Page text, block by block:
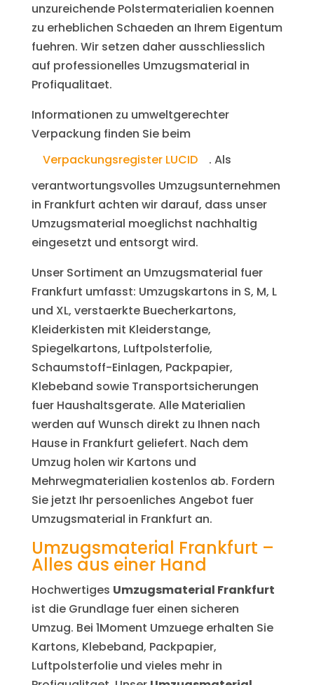
unzureichende Polstermaterialien koennen
zu erheblichen Schaeden an Ihrem Eigentum
fuehren. Wir setzen daher ausschliesslich
auf professionelles Umzugsmaterial in
Profiqualitaet.
Informationen zu umweltgerechter
Verpackung finden Sie beim
Verpackungsregister LUCID
. Als
verantwortungsvolles Umzugsunternehmen
in Frankfurt achten wir darauf, dass unser
Umzugsmaterial moeglichst nachhaltig
eingesetzt und entsorgt wird.
Unser Sortiment an Umzugsmaterial fuer
Frankfurt umfasst: Umzugskartons in S, M, L
und XL, verstaerkte Buecherkartons,
Kleiderkisten mit Kleiderstange,
Spiegelkartons, Luftpolsterfolie,
Schaumstoff-Einlagen, Packpapier,
Klebeband sowie Transportsicherungen
fuer Haushaltsgerate. Alle Materialien
werden auf Wunsch direkt zu Ihnen nach
Hause in Frankfurt geliefert. Nach dem
Umzug holen wir Kartons und
Mehrwegmaterialien kostenlos ab. Fordern
Sie jetzt Ihr persoenliches Angebot fuer
Umzugsmaterial in Frankfurt an.
Umzugsmaterial Frankfurt –
Alles aus einer Hand
Hochwertiges Umzugsmaterial Frankfurt
ist die Grundlage fuer einen sicheren
Umzug. Bei 1Moment Umzuege erhalten Sie
Kartons, Klebeband, Packpapier,
Luftpolsterfolie und vieles mehr in